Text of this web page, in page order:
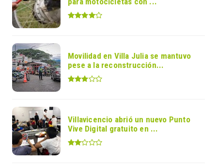
Movilidad en Villa Julia se mantuvo
pese a la reconstrucción...
Villavicencio abrió un nuevo Punto
Vive Digital gratuito en ...